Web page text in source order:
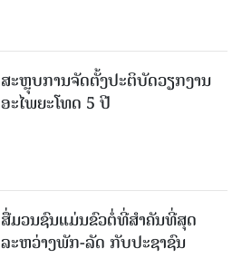
ສະຫຼຸບການຈັດຕັ້ງປະຕິບັດວຽກງານ
ອະໄພຍະໂທດ 5 ປີ
ສື່ມວນຊົນແມ່ນຂົວຕໍ່ທີ່ສໍາຄັນທີ່ສຸດ
ລະຫວ່າງພັກ-ລັດ ກັບປະຊາຊົນ